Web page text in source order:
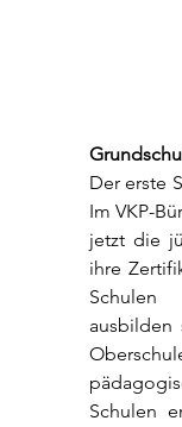
Der erste
Im VKP-
jetzt die
ihre
Schulen
ausbilden
Schulen